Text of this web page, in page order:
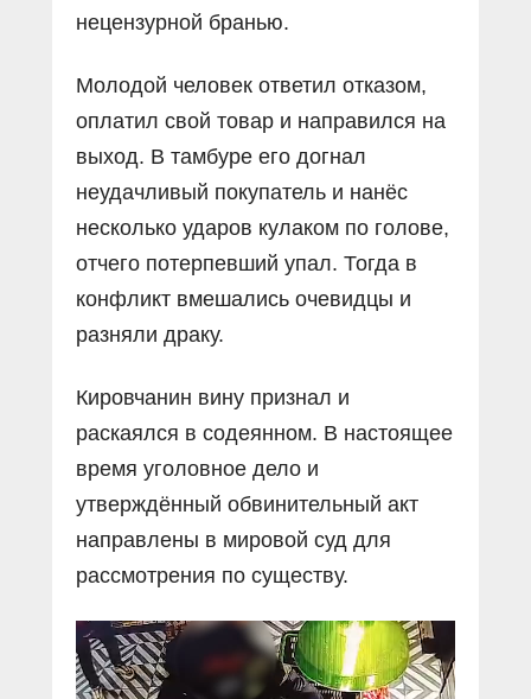
нецензурной бранью.
Молодой человек ответил отказом,
оплатил свой товар и направился на
выход. В тамбуре его догнал
неудачливый покупатель и нанёс
несколько ударов кулаком по голове,
отчего потерпевший упал. Тогда в
конфликт вмешались очевидцы и
разняли драку.
Кировчанин вину признал и
раскаялся в содеянном. В настоящее
время уголовное дело и
утверждённый обвинительный акт
направлены в мировой суд для
рассмотрения по существу.